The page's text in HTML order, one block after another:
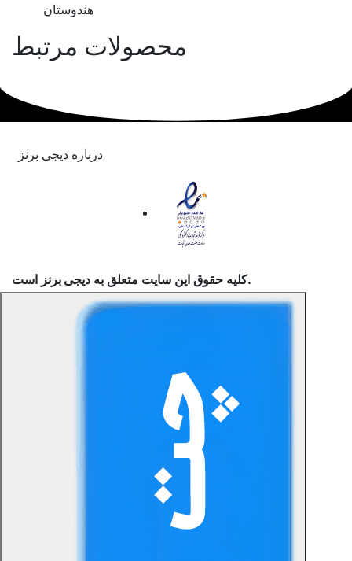
هندوستان
محصولات مرتبط
درباره دیجی برنز
کلیه حقوق این سایت متعلق به دیجی برنز است.